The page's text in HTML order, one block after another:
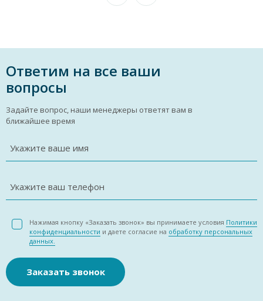
Ответим на все ваши
вопросы
Задайте вопрос, наши менеджеры ответят вам в
ближайшее время
Укажите ваше имя
Укажите ваш телефон
Нажимая кнопку «Заказать звонок» вы принимаете условия Политики
конфиденциальности и даете согласие на обработку персональных
данных.
Заказать звонок